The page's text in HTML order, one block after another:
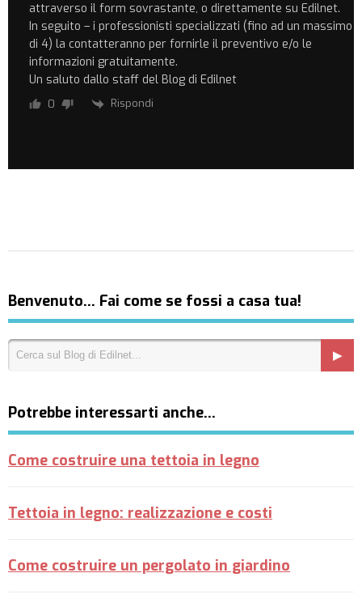
attraverso il form sovrastante, o direttamente su Edilnet.
In seguito – i professionisti specializzati (fino ad un massimo
di 4) la contatteranno per fornirle il preventivo e/o le
informazioni gratuitamente.
Un saluto dallo staff del Blog di Edilnet
0 Rispondi
Benvenuto… Fai come se fossi a casa tua!
Potrebbe interessarti anche…
Come costruire una tettoia in legno
Tettoia in legno: realizzazione e costi
Come costruire un pergolato in giardino